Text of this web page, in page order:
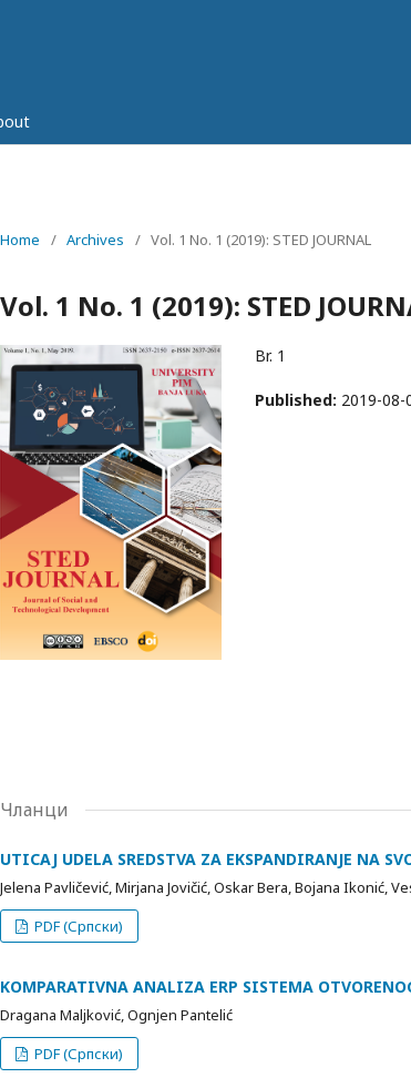
Home / Archives / Vol. 1 No. 1 (2019): STED JOURNAL
Vol. 1 No. 1 (2019): STED
Br. 1
Published: 2019-08-
Чланци
UTICAJ UDELA SREDSTVA ZA EKSPANDIRANJE NA
Jelena Pavličević, Mirjana Jovičić, Oskar Bera, Bojana Ikonić,
PDF (Српски)
KOMPARATIVNA ANALIZA ERP SISTEMA
Dragana Maljković, Ognjen Pantelić
PDF (Српски)